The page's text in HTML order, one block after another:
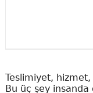
Teslimiyet,
Bu üç şey